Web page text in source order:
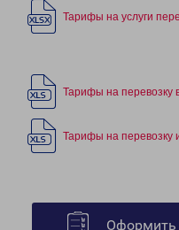
Тарифы на услуги
Тарифы на перевозку
Тарифы на перевозку
Оформить